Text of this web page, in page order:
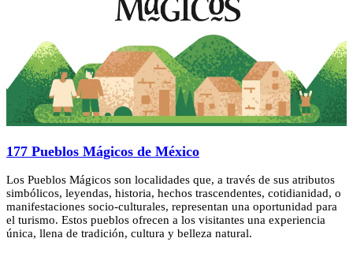
177 Pueblos Mágicos de México
Los Pueblos Mágicos son localidades que, a través de sus atributos
simbólicos, leyendas, historia, hechos trascendentes, cotidianidad, o
manifestaciones socio-culturales, representan una oportunidad para
el turismo. Estos pueblos ofrecen a los visitantes una experiencia
única, llena de tradición, cultura y belleza natural.